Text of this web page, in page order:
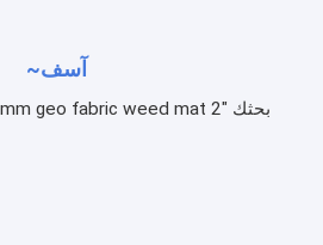
آسف~
بحثك "2 5mm geo fabric weed mat" لا تطابق المنتجات.